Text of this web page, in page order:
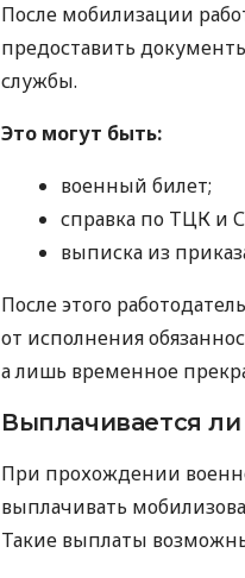
После мобилизации
предоставить
службы.
Это могут быть:
военный билет;
справка по ТЦК и
выписка из
После этого
от исполнения
а лишь временное
Выплачивается ли
При прохождении
выплачивать
Такие выплаты